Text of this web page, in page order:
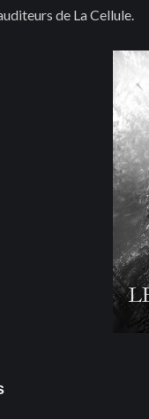
de La Cellule.